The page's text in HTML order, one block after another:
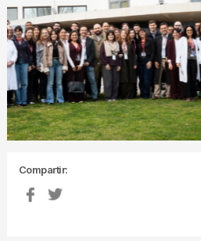
Compartir: